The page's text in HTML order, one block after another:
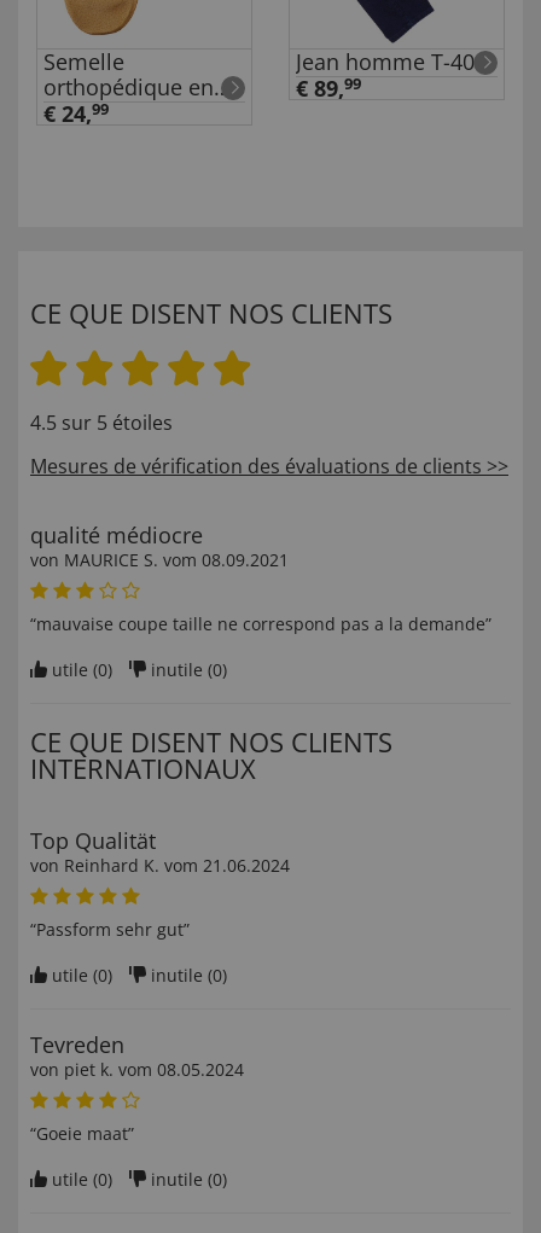
Semelle
orthopédique en
cuir
€ 24,99
Jean homme T-400
€ 89,99
CE QUE DISENT NOS CLIENTS
4.5 sur 5 étoiles
Mesures de vérification des évaluations de clients >>
qualité médiocre
von MAURICE S. vom 08.09.2021
“mauvaise coupe taille ne correspond pas a la demande”
utile (0) inutile (0)
CE QUE DISENT NOS CLIENTS
INTERNATIONAUX
Top Qualität
von Reinhard K. vom 21.06.2024
“Passform sehr gut”
utile (0) inutile (0)
Tevreden
von piet k. vom 08.05.2024
“Goeie maat”
utile (0) inutile (0)